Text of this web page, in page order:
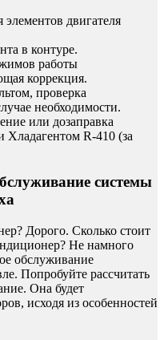
двигателя
в контуре.
работы
коррекция.
проверка
необходимости.
или дозаправка
Хладагентом R-410 (за
системы
Дорого. Сколько стоит
Не намного
обслуживание
Попробуйте рассчитать
Она будет
исходя из особенностей